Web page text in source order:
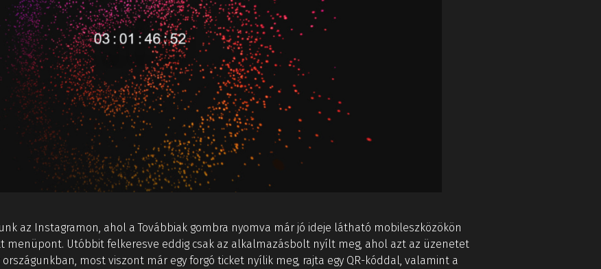
az Instagramon, ahol a Továbbiak gombra nyomva már jó ideje látható mobileszközökön
menüpont. Utóbbit felkeresve eddig csak az alkalmazásbolt nyílt meg, ahol azt az üzenetet
most viszont már egy forgó ticket nyílik meg, rajta egy QR-kóddal, valamint a